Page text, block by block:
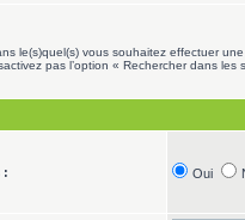
le(s)quel(s) vous souhaitez effectuer
pas l’option « Rechercher dans les
: Oui